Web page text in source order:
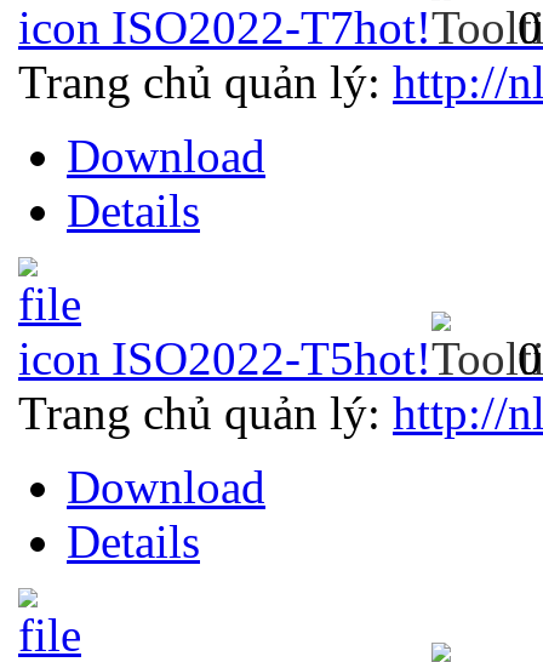
ISO2022-T7hot!
Trang chủ quản lý: http://
Download
Details
ISO2022-T5hot!
Trang chủ quản lý: http://
Download
Details